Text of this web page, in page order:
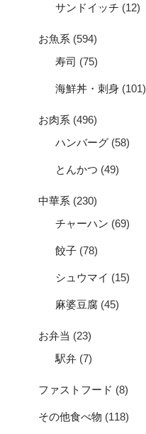
サンドイッチ (12)
お魚系 (594)
寿司 (75)
海鮮丼・刺身 (101)
お肉系 (496)
ハンバーグ (58)
とんかつ (49)
中華系 (230)
チャーハン (69)
餃子 (78)
シュウマイ (15)
麻婆豆腐 (45)
お弁当 (23)
駅弁 (7)
ファストフード (8)
その他食べ物 (118)